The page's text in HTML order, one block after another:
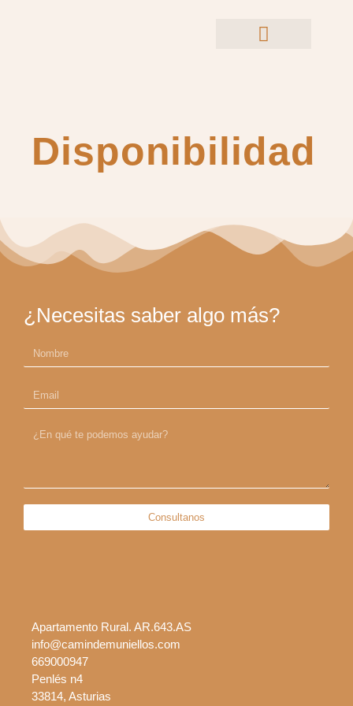
Disponibilidad
¿Necesitas saber algo más?
Nombre
Email
mensaje
Consultanos
Apartamento Rural. AR.643.AS
info@camindemuniellos.com
669000947
Penlés n4
33814, Asturias